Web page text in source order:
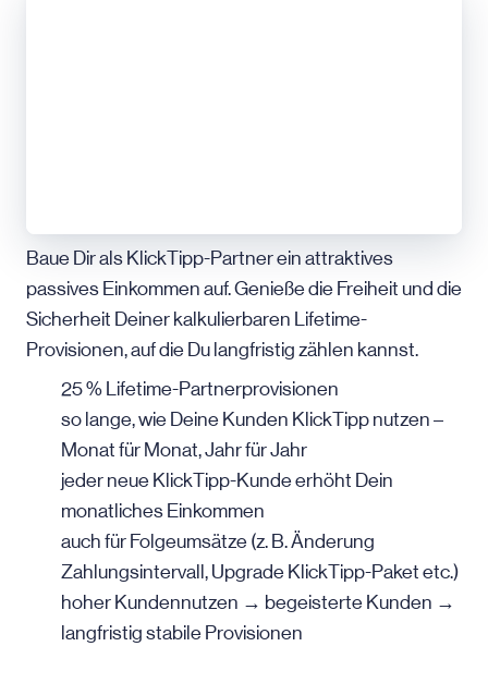
Baue Dir als KlickTipp-Partner ein attraktives
passives Einkommen auf. Genieße die Freiheit und die
Sicherheit Deiner kalkulierbaren Lifetime-
Provisionen, auf die Du langfristig zählen kannst.
25 % Lifetime-Partnerprovisionen
so lange, wie Deine Kunden KlickTipp nutzen –
Monat für Monat, Jahr für Jahr
jeder neue KlickTipp-Kunde erhöht Dein
monatliches Einkommen
auch für Folgeumsätze (z. B. Änderung
Zahlungsintervall, Upgrade KlickTipp-Paket etc.)
hoher Kundennutzen → begeisterte Kunden →
langfristig stabile Provisionen